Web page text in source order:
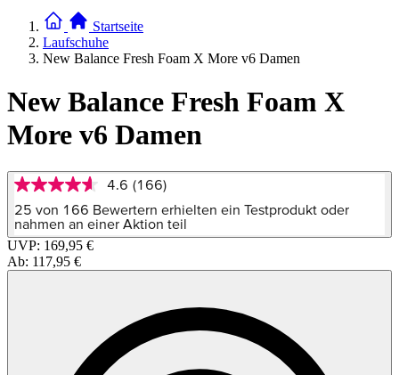
Startseite
Laufschuhe
New Balance Fresh Foam X More v6 Damen
New Balance Fresh Foam X
More v6 Damen
4.6
von
5
Sternen,
Durchschnittswert
der
Bewertung.
4.6 (166)
25 von 166 Bewertern erhielten ein Testprodukt oder
nahmen an einer Aktion teil
UVP: 169,95 €
Ab: 117,95 €